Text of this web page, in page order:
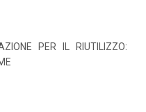
PER IL RIUTILIZZO: